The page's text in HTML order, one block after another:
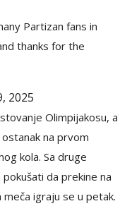
Partizan fans in
thanks for the
2025
Olimpijakosu, a
na prvom
kola. Sa druge
da prekine na
igraju se u petak.